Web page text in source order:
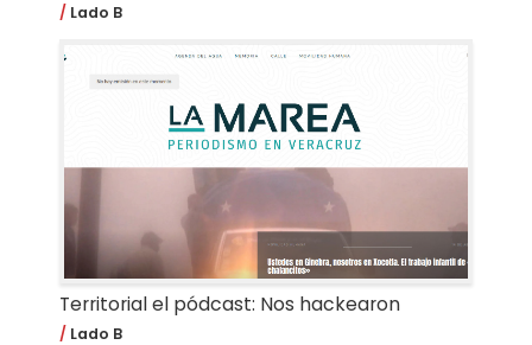
Lado B
Territorial el pódcast: Nos hackearon
Lado B